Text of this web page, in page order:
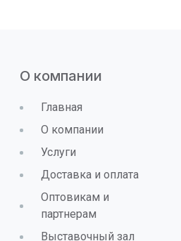
О компании
Главная
О компании
Услуги
Доставка и оплата
Оптовикам и
партнерам
Выставочный зал